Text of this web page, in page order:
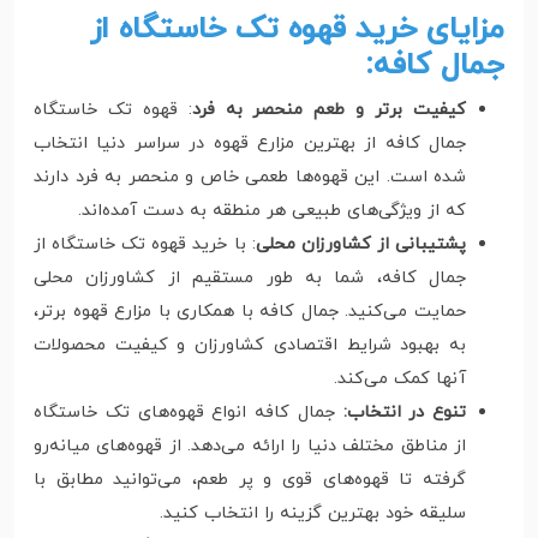
مزایای خرید قهوه تک خاستگاه از
جمال کافه:
کیفیت برتر و طعم منحصر به فرد: قهوه تک خاستگاه
جمال کافه از بهترین مزارع قهوه در سراسر دنیا انتخاب
شده است. این قهوه‌ها طعمی خاص و منحصر به فرد دارند
که از ویژگی‌های طبیعی هر منطقه‌ به دست آمده‌اند.
پشتیبانی از کشاورزان محلی: با خرید قهوه تک خاستگاه از
جمال کافه، شما به طور مستقیم از کشاورزان محلی
حمایت می‌کنید. جمال کافه با همکاری با مزارع قهوه برتر،
به بهبود شرایط اقتصادی کشاورزان و کیفیت محصولات
آنها کمک می‌کند.
تنوع در انتخاب:جمال کافه انواع قهوه‌های تک خاستگاه
از مناطق مختلف دنیا را ارائه می‌دهد. از قهوه‌های میانه‌رو
گرفته تا قهوه‌های قوی و پر طعم، می‌توانید مطابق با
سلیقه خود بهترین گزینه را انتخاب کنید.